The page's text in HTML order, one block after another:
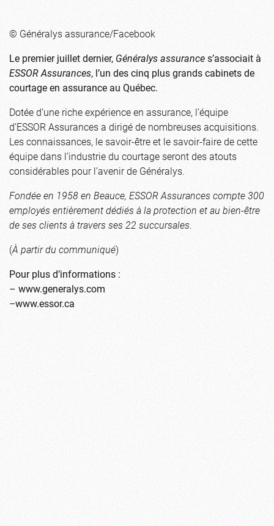
© Généralys assurance/Facebook
Le premier juillet dernier,Généralys assurances’associait à
ESSOR Assurances, l’un des cinq plus grands cabinets de
courtage en assurance au Québec.
Dotée d’une riche expérience en assurance, l’équipe
d’ESSOR Assurances a dirigé de nombreuses acquisitions.
Les connaissances, le savoir-être et le savoir-faire de cette
équipe dans l’industrie du courtage seront des atouts
considérables pour l’avenir de Généralys.
Fondée en 1958 en Beauce, ESSOR Assurances compte 300
employés entièrement dédiés à la protection et au bien-être
de ses clients à travers ses 22 succursales.
(À partir du communiqué)
Pour plus d’informations :
–www.generalys.com
–www.essor.ca